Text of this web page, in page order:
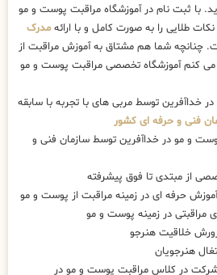
با ثبت نام در آموزشگاه مراقبت پوست و مو
طلایی را به صورت کامل و با ارائه مدرک
چنانچه شما هم مشتاق به آموزش مراقبت از
کنم آموزشگاه تخصصی مراقبت پوست و مو
خداآفرین توسط مربی های با تجربه با سابقه
فنی و حرفه ای کشور
و مو در خداآفرین توسط سازمان فنی و
حرفه ای در زمینه مراقبت از پوست و مو
در زمینه پوست و مو
خلاقیت هنرجو
هنرجویان
در کلاس مراقبت پوست و مو در